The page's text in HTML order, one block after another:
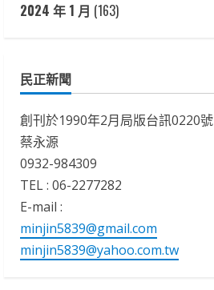
2024 年 1 月 (163)
民正新聞
創刊於1990年2月局版台訊0220號
蔡永源
0932-984309
TEL : 06-2277282
E-mail :
minjin5839@gmail.com
minjin5839@yahoo.com.tw